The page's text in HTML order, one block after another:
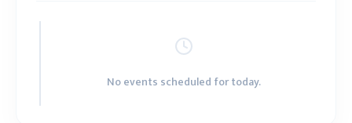
No events scheduled for today.